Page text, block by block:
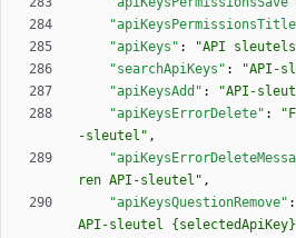
"apiKeys" : "API
"searchApiKeys" : "API-
"apiKeysAdd" : "API-
"apiKeysErrorDelete" :
-sleutel" ,
ren API-sleutel" ,
"apiKeysQuestionRemove" :
API-sleutel